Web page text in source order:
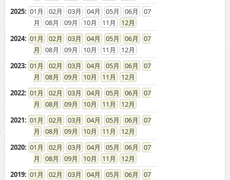
2025: 01 02 03 04 05 06
07
08
09 10 11
12
2024: 01 02 03 04 05 06
07
08
09 10 11
12
2023: 01 02 03 04 05 06
07
08
09 10 11
12
2022: 01 02 03 04 05 06
07
08
09 10 11
12
2021: 01 02 03 04 05 06
07
08
09 10 11
12
2020: 01 02 03 04 05 06
07
08
09 10 11
12
2019: 01 02 03 04 05 06
07